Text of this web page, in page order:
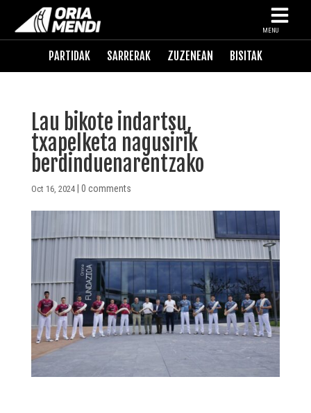
MENU
PARTIDAK SARRERAK ZUZENEAN BISITAK
Lau bikote indartsu,
txapelketa nagusirik
berdinduenarentzako
Oct 16, 2024| 0 comments